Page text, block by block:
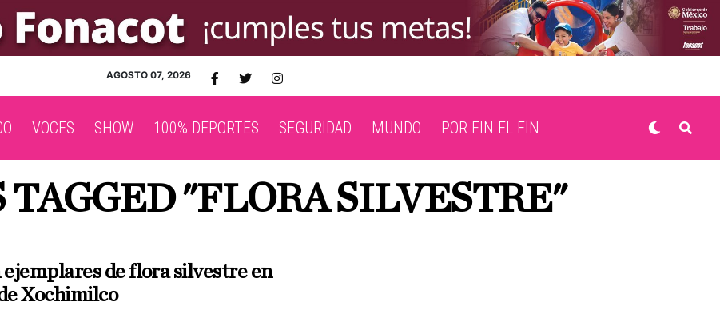
AGOSTO 07, 2026
VOCES SHOW 100% DEPORTES SEGURIDAD MUNDO POR FIN EL FIN
TAGGED "FLORA SILVESTRE"
de flora silvestre en
Xochimilco